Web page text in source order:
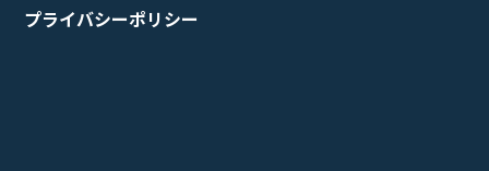
プライバシーポリシー